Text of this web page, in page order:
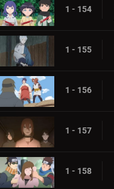
1 - 154
1 - 155
1 - 156
1 - 157
1 - 158